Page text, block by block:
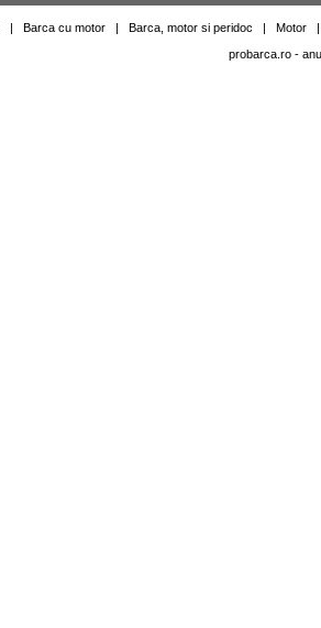
| Barca cu motor| Barca, motor si peridoc | Motor
probarca.ro-